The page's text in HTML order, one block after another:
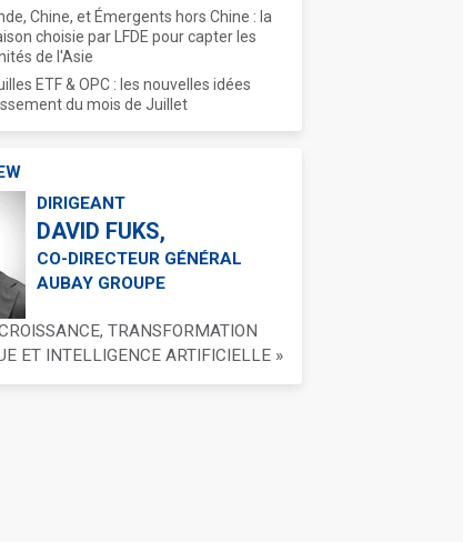
Chine, et Émergents hors Chine : la
choisie par LFDE pour capter les
de l'Asie
ETF & OPC : les nouvelles idées
du mois de Juillet
DIRIGEANT
DAVID FUKS,
CO-DIRECTEUR GÉNÉRAL
AUBAY GROUPE
TRANSFORMATION
ET INTELLIGENCE ARTIFICIELLE »